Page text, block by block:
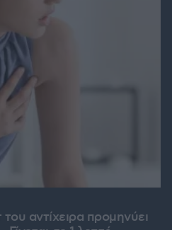
αντίχειρα προμηνύει